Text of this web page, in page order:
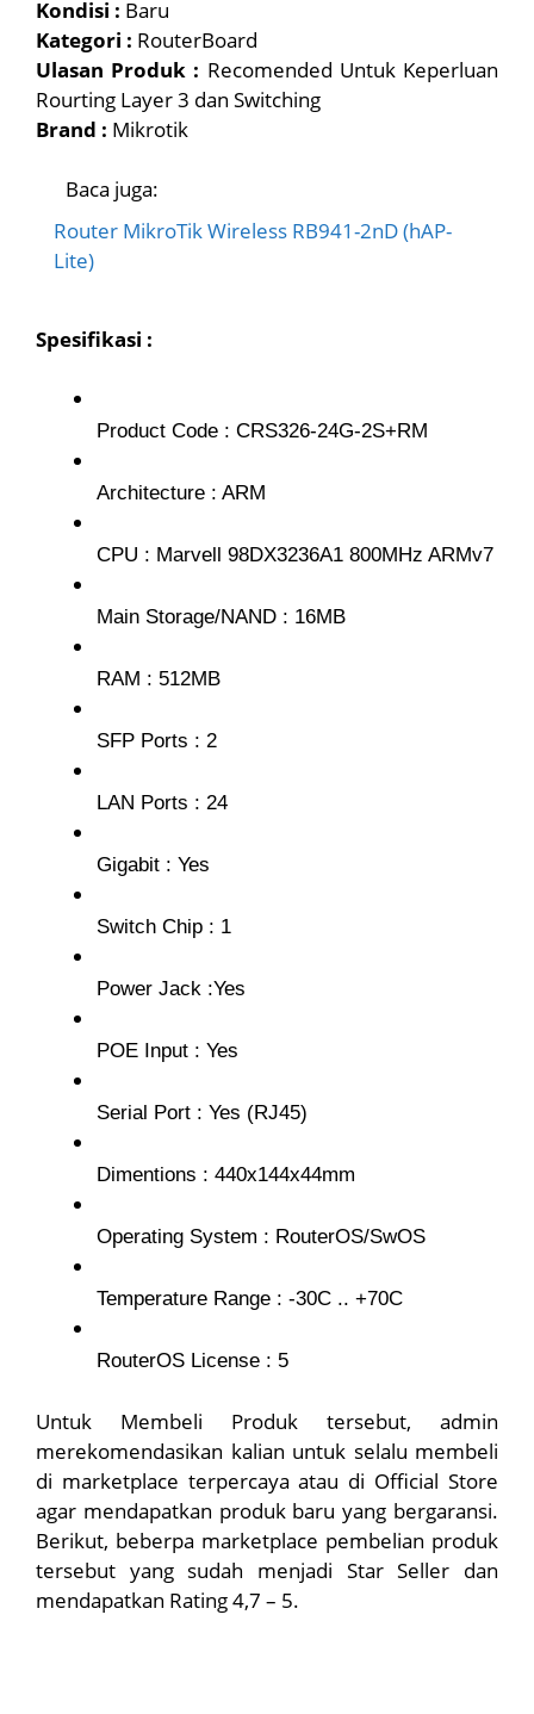
Kondisi : Baru
Kategori : RouterBoard
Ulasan Produk : Recomended Untuk Keperluan
Rourting Layer 3 dan Switching
Brand : Mikrotik
Baca juga:
Router MikroTik Wireless RB941-2nD (hAP-
Lite)
Spesifikasi :
Product Code : CRS326-24G-2S+RM
Architecture : ARM
CPU : Marvell 98DX3236A1 800MHz ARMv7
Main Storage/NAND : 16MB
RAM : 512MB
SFP Ports : 2
LAN Ports : 24
Gigabit : Yes
Switch Chip : 1
Power Jack :Yes
POE Input : Yes
Serial Port : Yes (RJ45)
Dimentions : 440x144x44mm
Operating System : RouterOS/SwOS
Temperature Range : -30C .. +70C
RouterOS License : 5
Untuk Membeli Produk tersebut, admin
merekomendasikan kalian untuk selalu membeli
di marketplace terpercaya atau di Official Store
agar mendapatkan produk baru yang bergaransi.
Berikut, beberpa marketplace pembelian produk
tersebut yang sudah menjadi Star Seller dan
mendapatkan Rating 4,7 – 5.